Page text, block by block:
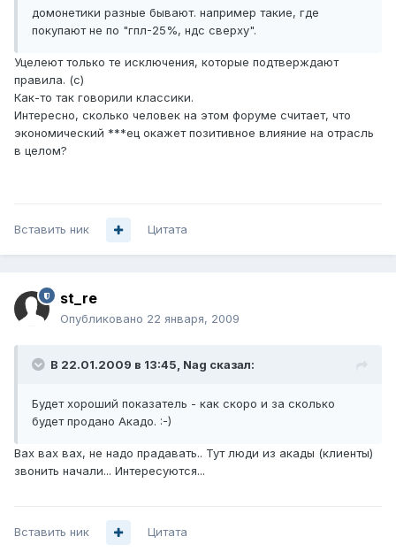
домонетики разные бывают. например такие, где
покупают не по "гпл-25%, ндс сверху".
Уцелеют только те исключения, которые подтверждают
правила. (с)
Как-то так говорили классики.
Интересно, сколько человек на этом форуме считает, что
экономический ***ец окажет позитивное влияние на отрасль
в целом?
Вставить ник Цитата
st_re
Опубликовано 22 января, 2009
В 22.01.2009 в 13:45, Nag сказал:
Будет хороший показатель - как скоро и за сколько
будет продано Акадо. :-)
Вах вах вах, не надо прадавать.. Тут люди из акады (клиенты)
звонить начали... Интересуются...
Вставить ник Цитата